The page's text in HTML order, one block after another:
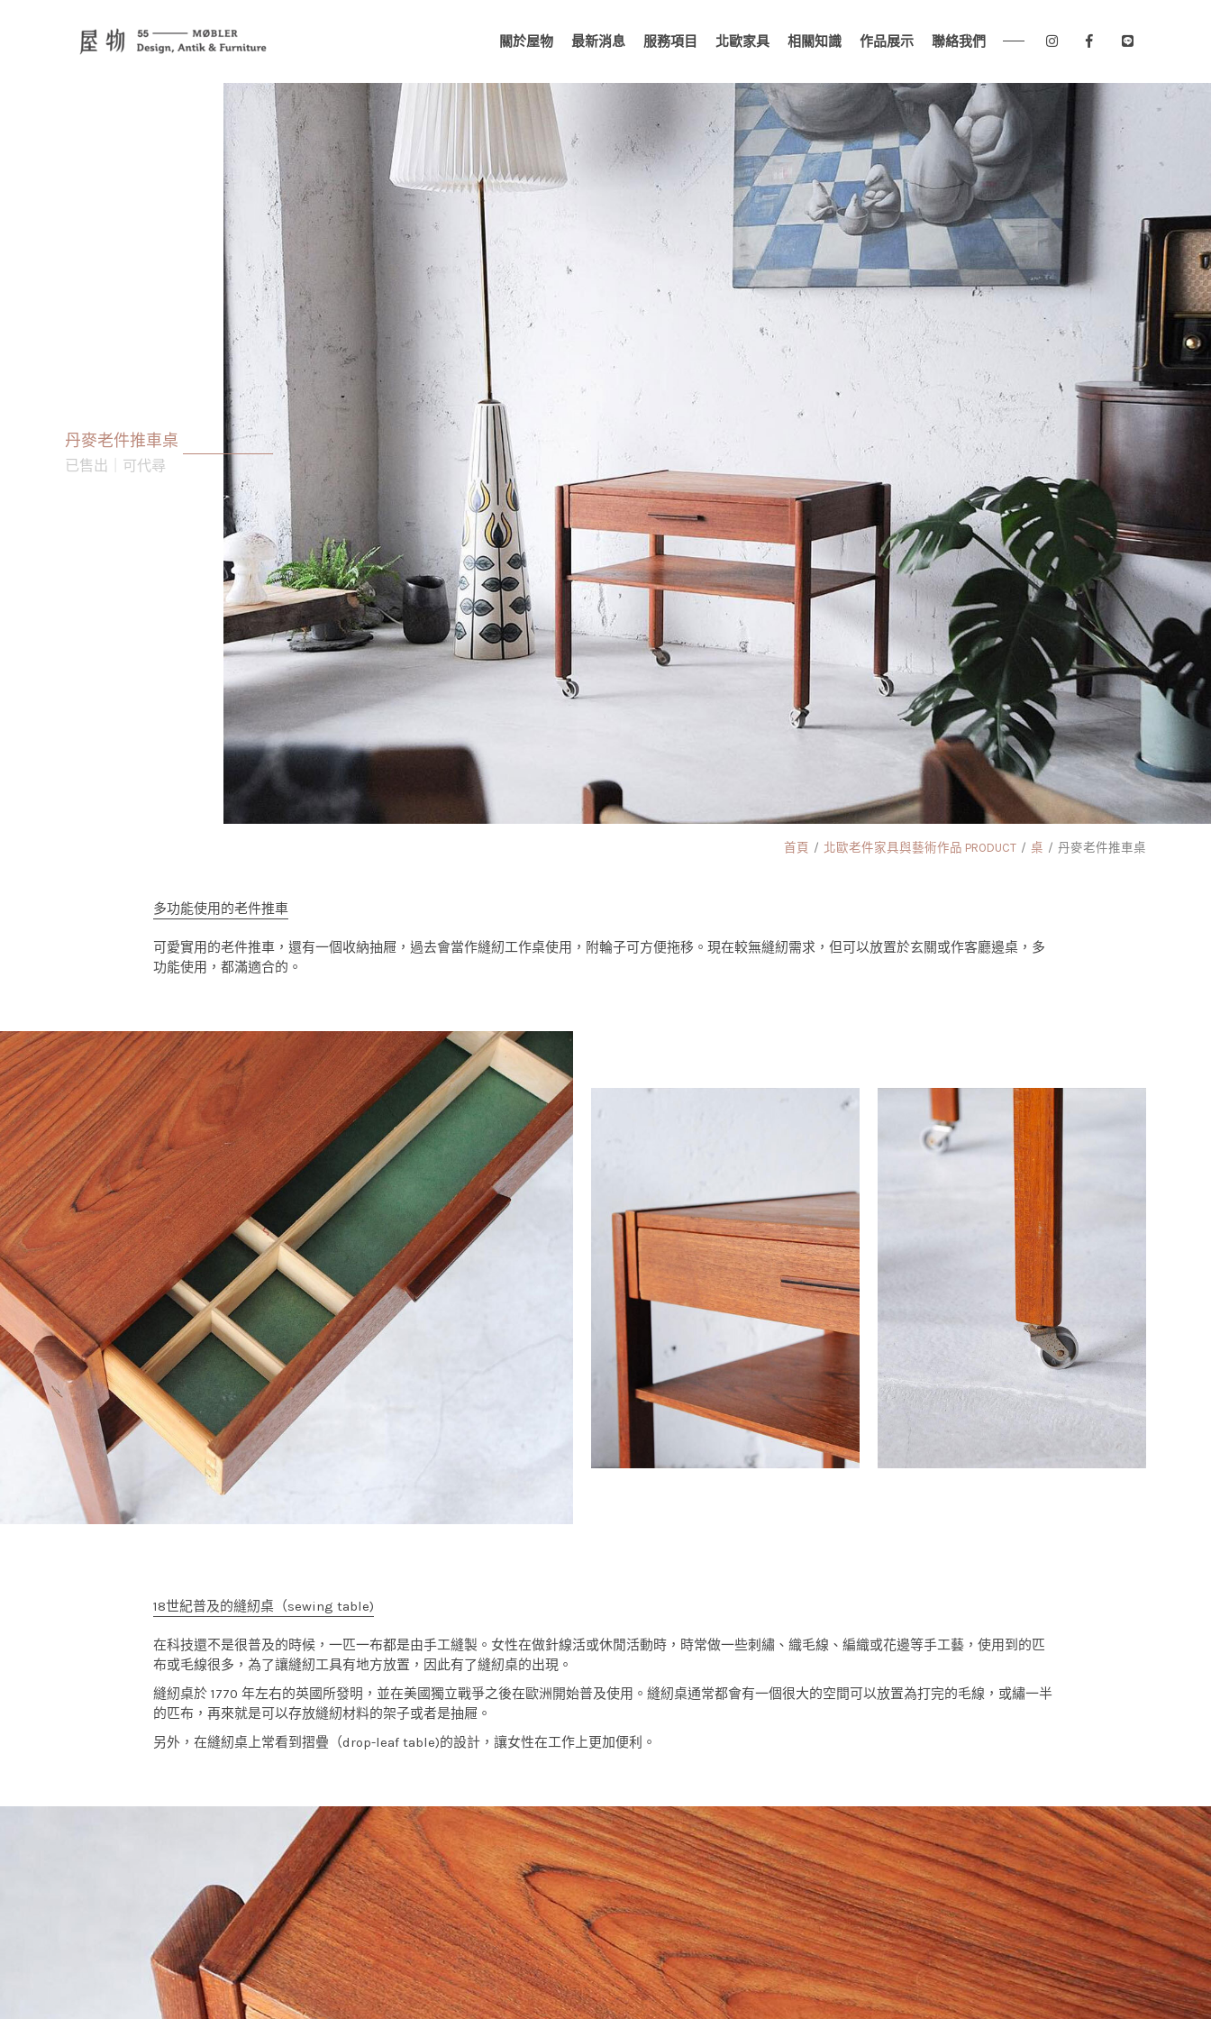
關於屋物 最新消息 服務項目 北歐家具 相關知識 作品展示 聯絡我們
丹麥老件推車桌
已售出｜可代尋
首頁 北歐老件家具與藝術作品 PRODUCT 桌 丹麥老件推車桌
多功能使用的老件推車
可愛實用的老件推車，還有一個收納抽屜，過去會當作縫紉工作桌使用，附輪子可方便拖移。現在較無縫紉需求，但可以放置於玄關或作客廳邊桌，多
功能使用，都滿適合的。
18世紀普及的縫紉桌（sewing table)
在科技還不是很普及的時候，一匹一布都是由手工縫製。女性在做針線活或休閒活動時，時常做一些刺繡、織毛線、編織或花邊等手工藝，使用到的匹
布或毛線很多，為了讓縫紉工具有地方放置，因此有了縫紉桌的出現。
縫紉桌於 1770 年左右的英國所發明，並在美國獨立戰爭之後在歐洲開始普及使用。縫紉桌通常都會有一個很大的空間可以放置為打完的毛線，或繡一半
的匹布，再來就是可以存放縫紉材料的架子或者是抽屜。
另外，在縫紉桌上常看到摺疊（drop-leaf table)的設計，讓女性在工作上更加便利。